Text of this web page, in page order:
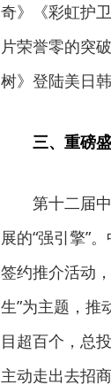
奇》《彩虹护
片荣誉零的突
树》登陆美日
三、重磅
第十二届
展的“强引擎”
签约推介活动
生”为主题，推
目超百个，总
主动走出去招